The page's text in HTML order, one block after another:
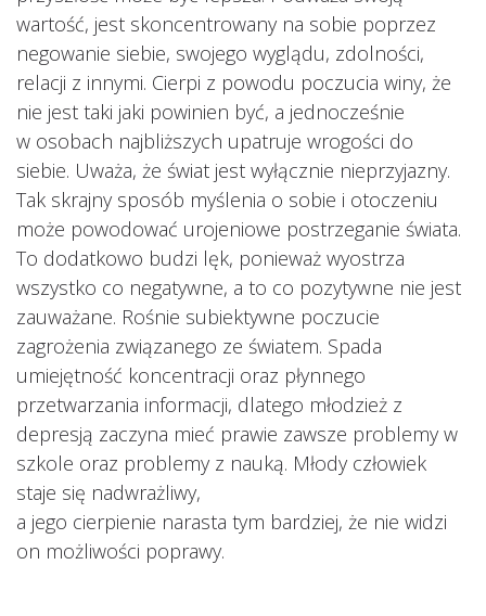
wartość, jest skoncentrowany na sobie poprzez
negowanie siebie, swojego wyglądu, zdolności,
relacji z innymi. Cierpi z powodu poczucia winy, że
nie jest taki jaki powinien być, a jednocześnie
w osobach najbliższych upatruje wrogości do
siebie. Uważa, że świat jest wyłącznie nieprzyjazny.
Tak skrajny sposób myślenia o sobie i otoczeniu
może powodować urojeniowe postrzeganie świata.
To dodatkowo budzi lęk, ponieważ wyostrza
wszystko co negatywne, a to co pozytywne nie jest
zauważane. Rośnie subiektywne poczucie
zagrożenia związanego ze światem. Spada
umiejętność koncentracji oraz płynnego
przetwarzania informacji, dlatego młodzież z
depresją zaczyna mieć prawie zawsze problemy w
szkole oraz problemy z nauką. Młody człowiek
staje się nadwrażliwy,
a jego cierpienie narasta tym bardziej, że nie widzi
on możliwości poprawy.